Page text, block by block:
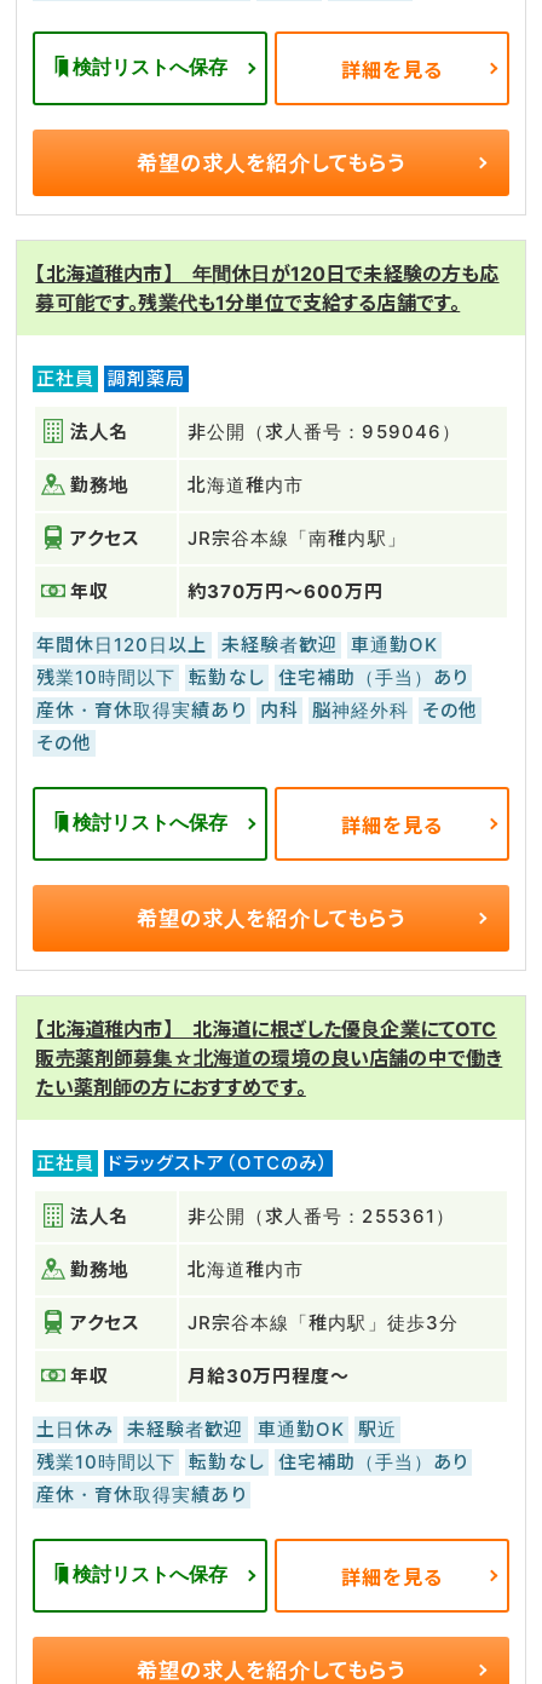
検討リストへ保存 詳細を見る
希望の求人を紹介してもらう
【北海道稚内市】 年間休日が120日で未経験の方も応
募可能です。残業代も1分単位で支給する店舗です。
正社員 調剤薬局
法人名 非公開（求人番号：959046）
勤務地 北海道稚内市
アクセス JR宗谷本線「南稚内駅」
年収 約370万円～600万円
年間休日120日以上 未経験者歓迎
車通勤OK
残業10時間以下
転勤なし
住宅補助（手当）あり
産休・育休取得実績あり
内科 脳神経外科
その他
その他
検討リストへ保存 詳細を見る
希望の求人を紹介してもらう
【北海道稚内市】 北海道に根ざした優良企業にてOTC
販売薬剤師募集☆北海道の環境の良い店舗の中で働き
たい薬剤師の方におすすめです。
正社員 ドラッグストア（OTCのみ）
法人名 非公開（求人番号：255361）
勤務地 北海道稚内市
アクセス JR宗谷本線「稚内駅」徒歩3分
年収 月給30万円程度～
土日休み 未経験者歓迎 車通勤OK
駅近
残業10時間以下
転勤なし
住宅補助（手当）あり
産休・育休取得実績あり
検討リストへ保存 詳細を見る
希望の求人を紹介してもらう